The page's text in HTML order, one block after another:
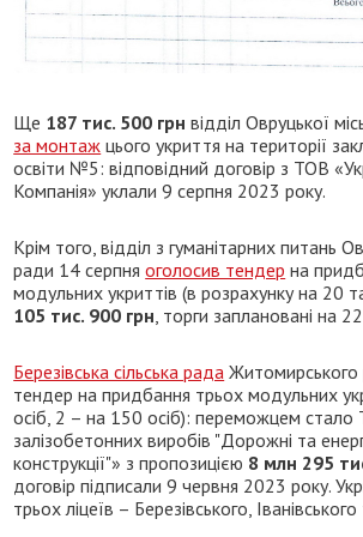
Ще 187 тис. 500 грн відділ Овруцької
за монтаж цього укриття на території
освіти №5: відповідний договір з ТОВ
Компанія» уклали 9 серпня 2023 року.
Крім того, відділ з гуманітарних питань
ради 14 серпняоголосив тендер на
модульних укриттів (в розрахунку на 20
105 тис. 900 грн, торги заплановані на
Березівська сільська рада
тендер на придбання трьох модульних
осіб, 2 – на 150 осіб): переможцем
залізобетонних виробів "Дорожні та
конструкції"» з пропозицією 8 млн 295
договір підписали 9 червня 2023 року.
трьох ліцеїв – Березівського,